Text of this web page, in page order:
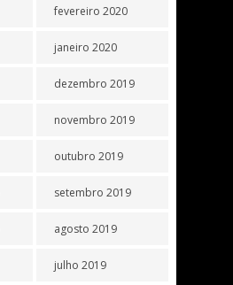
fevereiro 2020
janeiro 2020
dezembro 2019
novembro 2019
outubro 2019
setembro 2019
agosto 2019
julho 2019